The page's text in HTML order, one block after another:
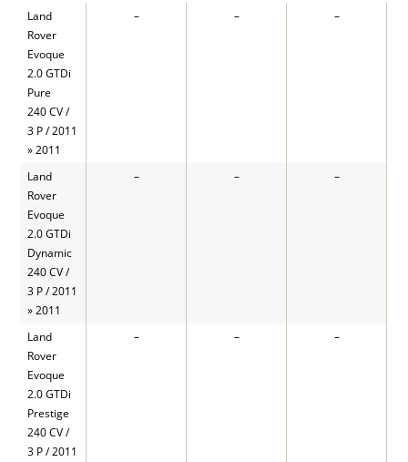
Land
Rover
Evoque
2.0 GTDi
Pure
240 CV /
3 P / 2011
» 2011
– – –
Land
Rover
Evoque
2.0 GTDi
Dynamic
240 CV /
3 P / 2011
» 2011
– – –
Land
Rover
Evoque
2.0 GTDi
Prestige
240 CV /
3 P / 2011
– – –